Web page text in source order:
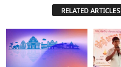
RELATED ARTICLES